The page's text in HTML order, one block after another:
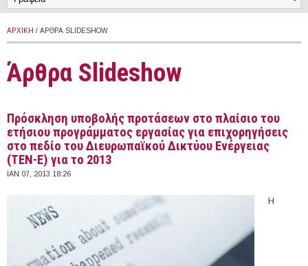
ΑΡΧΙΚΉ / ΆΡΘΡΑ SLIDESHOW
Άρθρα Slideshow
Πρόσκληση υποβολής προτάσεων στο πλαίσιο του
ετήσιου προγράμματος εργασίας για επιχορηγήσεις
στο πεδίο του Διευρωπαϊκού Δικτύου Ενέργειας
(TEN-E) για το 2013
ΙΑΝ 07, 2013 18:26
Η